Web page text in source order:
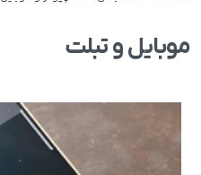
موبایل و تبلت